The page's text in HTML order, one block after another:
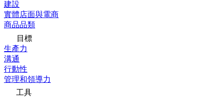
建設
實體店面與電商
商品品類
目標
生產力
溝通
行動性
管理和領導力
工具